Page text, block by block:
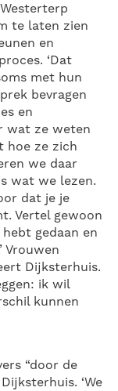
te laten zien
en
‘Dat
met hun
bevragen
en
wat ze weten
hoe ze zich
we daar
wat we lezen.
dat je je
Vertel gewoon
gedaan en
Vrouwen
Dijksterhuis.
ik wil
kunnen
“door de
‘We